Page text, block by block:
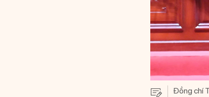
Đồng chí